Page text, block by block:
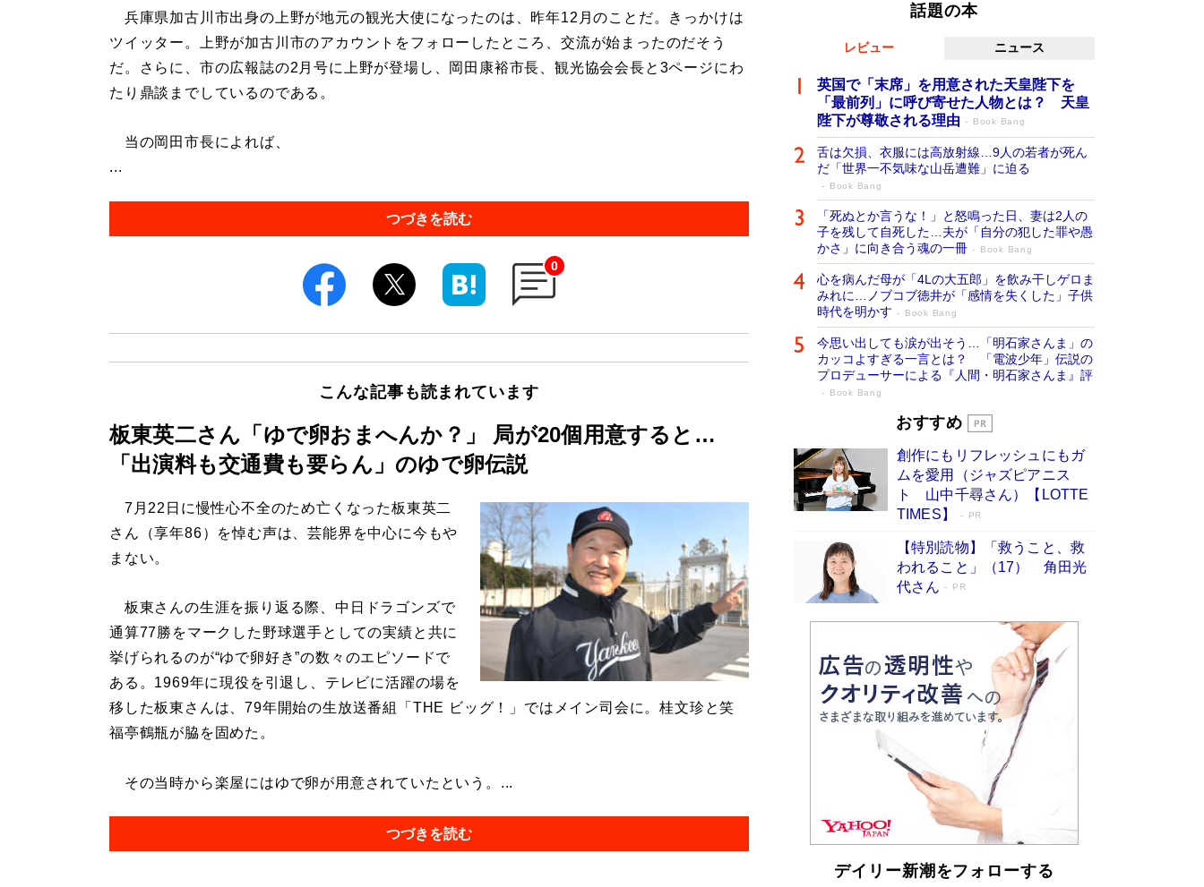
兵庫県加古川市出身の上野が地元の観光大使になったのは、昨年12月のことだ。きっかけは
ツイッター。上野が加古川市のアカウントをフォローしたところ、交流が始まったのだそう
だ。さらに、市の広報誌の2月号に上野が登場し、岡田康裕市長、観光協会会長と3ページにわ
たり鼎談までしているのである。
当の岡田市長によれば、
...
つづきを読む
0
こんな記事も読まれています
板東英二さん「ゆで卵おまへんか？」 局が20個用意すると…
「出演料も交通費も要らん」のゆで卵伝説
7月22日に慢性心不全のため亡くなった板東英二
さん（享年86）を悼む声は、芸能界を中心に今もや
まない。
板東さんの生涯を振り返る際、中日ドラゴンズで
通算77勝をマークした野球選手としての実績と共に
挙げられるのが“ゆで卵好き”の数々のエピソードで
ある。1969年に現役を引退し、テレビに活躍の場を
移した板東さんは、79年開始の生放送番組「THE ビッグ！」ではメイン司会に。桂文珍と笑
福亭鶴瓶が脇を固めた。
その当時から楽屋にはゆで卵が用意されていたという。...
つづきを読む
話題の本
レビュー ニュース
英国で「末席」を用意された天皇陛下を
「最前列」に呼び寄せた人物とは？ 天皇
陛下が尊敬される理由
Book Bang
舌は欠損、衣服には高放射線…9人の若者が死ん
だ「世界一不気味な山岳遭難」に迫る
Book Bang
「死ぬとか言うな！」と怒鳴った日、妻は2人の
子を残して自死した…夫が「自分の犯した罪や愚
かさ」に向き合う魂の一冊
Book Bang
心を病んだ母が「4Lの大五郎」を飲み干しゲロま
みれに…ノブコブ徳井が「感情を失くした」子供
時代を明かす
Book Bang
今思い出しても涙が出そう…「明石家さんま」の
カッコよすぎる一言とは？ 「電波少年」伝説の
プロデューサーによる『人間・明石家さんま』評
Book Bang
「宇宙兄弟」最終46巻がベストセラー1
物語に幕 特装版には「宇宙で描かれたマ
ンガ」も収録
Book Bang
美輪明宏 晩年の回答を集めた『ほほえんで生き
るための人生相談』がランクイン［エンターテイ
メントベストセラー］
Book Bang
「『火垂るの墓』は、大嘘である」原作者が抱き
続けた“自責の念”とは…「自己憐憫は描きたくな
い」監督が徹底的にこだわったこと（後編） #
戦争の記憶
Book Bang
皇室はなぜ世界から尊敬されているのか？ 「天
皇陛下はお元気でおられるか」がサウジ国王の第
一声になる理由
Book Bang
東野圭吾、伊坂幸太郎の人気シリーズ最新作どち
らも文庫化 映画化された直木賞受賞作もランク
イン［文庫ベストセラー］
Book Bang
おすすめ
創作にもリフレッシュにもガ
ムを愛用（ジャズピアニス
ト 山中千尋さん）【LOTTE
TIMES】
PR
【特別読物】「救うこと、救
われること」（17） 角田光
代さん
PR
デイリー新潮をフォローする